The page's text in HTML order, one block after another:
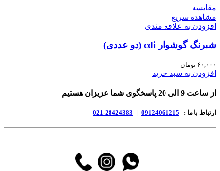
مقایسه
مشاهده سریع
افزودن به علاقه مندی
شبرنگ گوشوار cdi (دو عددی)
۶۰,۰۰۰ تومان
افزودن به سبد خرید
از ساعت 9 الی 20 پاسخگوی شما عزیزان هستیم
ارتباط با ما : 09124061215
|
28424383-021